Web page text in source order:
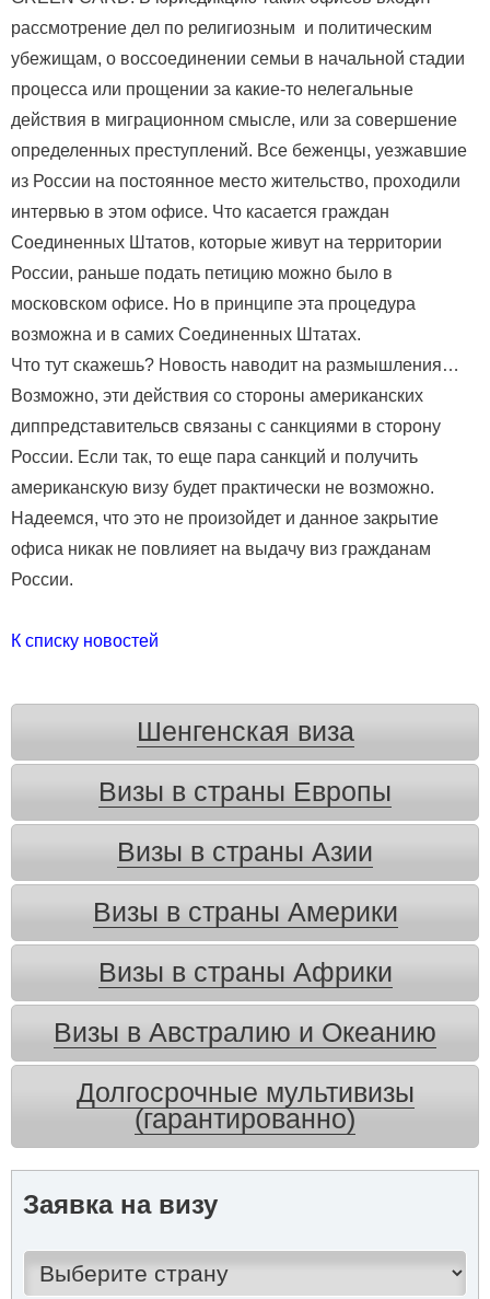
рассмотрение дел по религиозным и политическим
убежищам, о воссоединении семьи в начальной стадии
процесса или прощении за какие-то нелегальные
действия в миграционном смысле, или за совершение
определенных преступлений. Все беженцы, уезжавшие
из России на постоянное место жительство, проходили
интервью в этом офисе. Что касается граждан
Соединенных Штатов, которые живут на территории
России, раньше подать петицию можно было в
московском офисе. Но в принципе эта процедура
возможна и в самих Соединенных Штатах.
Что тут скажешь? Новость наводит на размышления…
Возможно, эти действия со стороны американских
диппредставительсв связаны с санкциями в сторону
России. Если так, то еще пара санкций и получить
американскую визу будет практически не возможно.
Надеемся, что это не произойдет и данное закрытие
офиса никак не повлияет на выдачу виз гражданам
России.
К списку новостей
Шенгенская виза
Визы в страны Европы
Визы в страны Азии
Визы в страны Америки
Визы в страны Африки
Визы в Австралию и Океанию
Долгосрочные мультивизы
(гарантированно)
Заявка на визу